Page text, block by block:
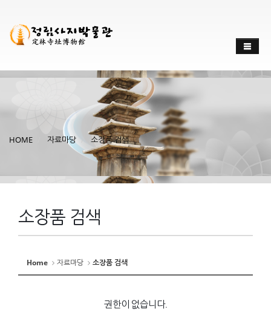
HOME 자료마당 소장품 검색
소장품 검색
Home 자료마당 소장품 검색
권한이 없습니다.